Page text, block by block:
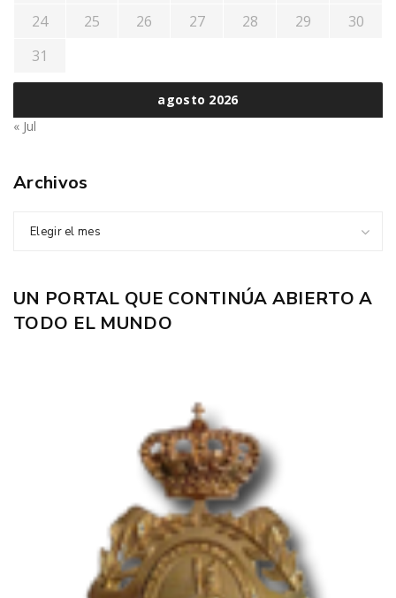
agosto 2026
24
25 26 27 28 29
30
31
« Jul
Archivos
Elegir el mes
UN PORTAL QUE CONTINÚA ABIERTO A
TODO EL MUNDO